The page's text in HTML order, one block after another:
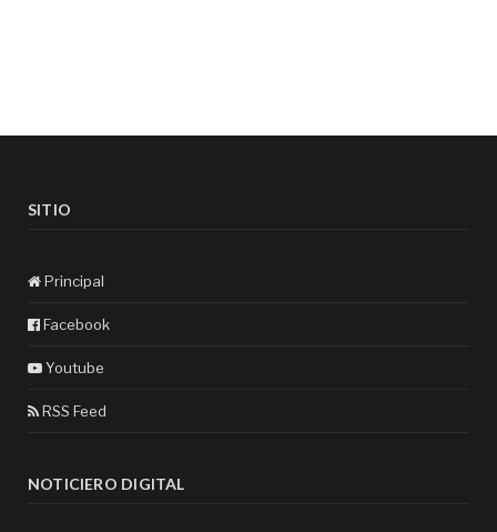
SITIO
Principal
Facebook
Youtube
RSS Feed
NOTICIERO DIGITAL